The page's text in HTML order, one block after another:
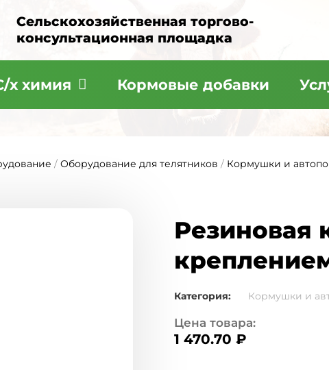
Сельскохозяйственная торгово-
консультационная площадка
х химия Кормовые добавки
/ Оборудование для телятников / Кормушки и
Резиновая
Категория: Кормушки и
Цена товара:
1 470.70 ₽